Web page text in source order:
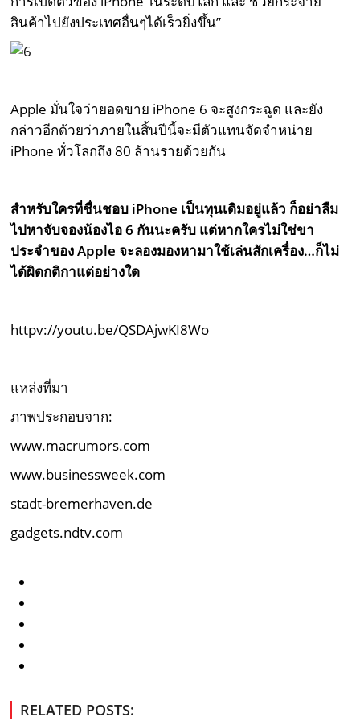
สินค้าไปยังประเทศอื่นๆได้เร็วยิ่งขึ้น”
Apple มั่นใจว่ายอดขาย iPhone 6 จะสูงกระฉูด และยัง
กล่าวอีกด้วยว่าภายในสิ้นปีนี้จะมีตัวแทนจัดจำหน่าย
iPhone ทั่วโลกถึง 80 ล้านรายด้วยกัน
สำหรับใครที่ชื่นชอบ iPhone เป็นทุนเดิมอยู่แล้ว ก็อย่าลืม
ไปหาจับจองน้องไอ 6 กันนะครับ แต่หากใครไม่ใช่ขา
ประจำของ Apple จะลองมองหามาใช้เล่นสักเครื่อง…ก็ไม่
ได้ผิดกติกาแต่อย่างใด
httpv://youtu.be/QSDAjwKI8Wo
แหล่งที่มา
ภาพประกอบจาก:
www.macrumors.com
www.businessweek.com
stadt-bremerhaven.de
gadgets.ndtv.com
RELATED POSTS: